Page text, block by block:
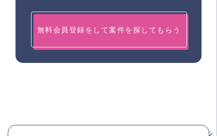
無料会員登録をして案件を探してもらう